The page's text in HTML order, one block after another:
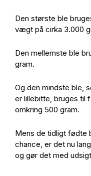
Den største ble
vægt på cirka 3.000
Den mellemste ble
gram.
Og den mindste ble,
er lillebitte, bruges til
omkring 500 gram.
Mens de tidligt fødte
chance, er det nu
og gør det med